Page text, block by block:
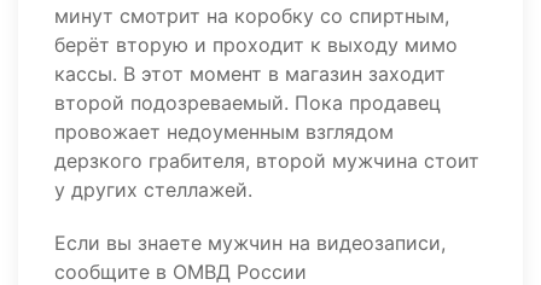
минут смотрит на коробку со спиртным,
берёт вторую и проходит к выходу мимо
кассы. В этот момент в магазин заходит
второй подозреваемый. Пока продавец
провожает недоуменным взглядом
дерзкого грабителя, второй мужчина стоит
у других стеллажей.
Если вы знаете мужчин на видеозаписи,
сообщите в ОМВД России